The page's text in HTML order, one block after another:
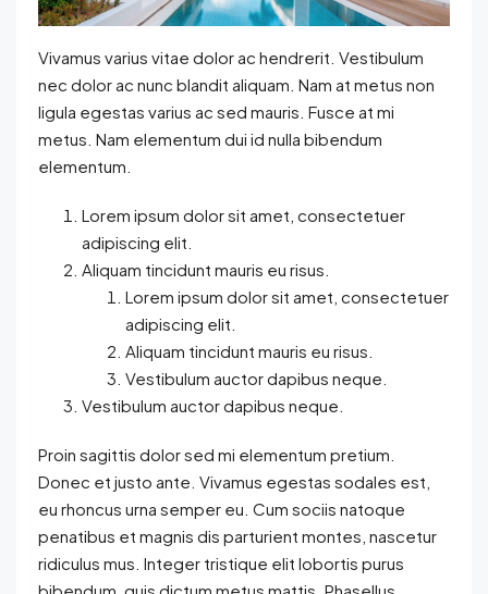
Vivamus varius vitae dolor ac hendrerit. Vestibulum
nec dolor ac nunc blandit aliquam. Nam at metus non
ligula egestas varius ac sed mauris. Fusce at mi
metus. Nam elementum dui id nulla bibendum
elementum.
Lorem ipsum dolor sit amet, consectetuer
adipiscing elit.
Aliquam tincidunt mauris eu risus.
Lorem ipsum dolor sit amet, consectetuer
adipiscing elit.
Aliquam tincidunt mauris eu risus.
Vestibulum auctor dapibus neque.
Vestibulum auctor dapibus neque.
Proin sagittis dolor sed mi elementum pretium.
Donec et justo ante. Vivamus egestas sodales est,
eu rhoncus urna semper eu. Cum sociis natoque
penatibus et magnis dis parturient montes, nascetur
ridiculus mus. Integer tristique elit lobortis purus